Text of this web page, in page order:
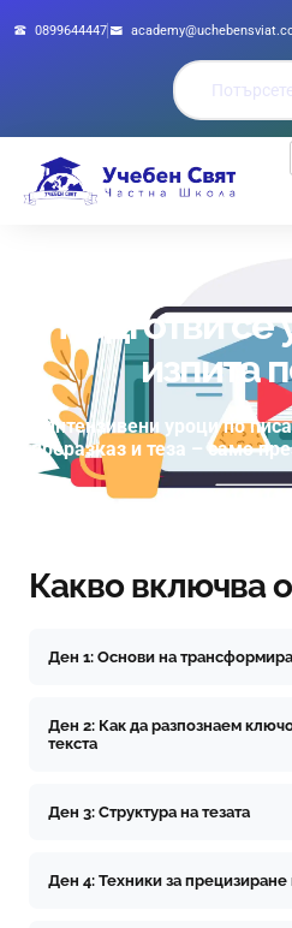
0899644447
Подготви се
изпита
Интензивени уроци по
преразказ и теза – само
Какво включва
Ден 1: Основи на
Ден 2: Как да разпознаем
текста
Ден 3: Структура на тезата
Ден 4: Техники за прецизиране